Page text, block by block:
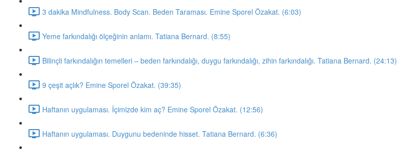
3 dakika Mindfulness. Body Scan. Beden Taraması. Emine Sporel Özakat. (6:03)
Yeme farkındalığı ölçeğinin anlamı. Tatiana Bernard. (8:55)
Bilinçli farkındalığın temelleri – beden farkındalığı, duygu farkındalığı, zihin farkındalığı. Tatiana Bernard. (24:13)
9 çeşit açlık? Emine Sporel Özakat. (39:35)
Haftanın uygulaması. İçimizde kim aç? Emine Sporel Özakat. (12:56)
Haftanın uygulaması. Duygunu bedeninde hisset. Tatiana Bernard. (6:36)